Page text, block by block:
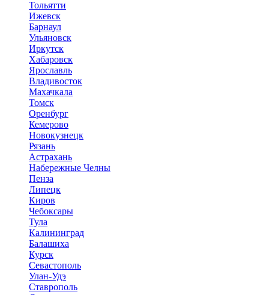
Тольятти
Ижевск
Барнаул
Ульяновск
Иркутск
Хабаровск
Ярославль
Владивосток
Махачкала
Томск
Оренбург
Кемерово
Новокузнецк
Рязань
Астрахань
Набережные Челны
Пенза
Липецк
Киров
Чебоксары
Тула
Калининград
Балашиха
Курск
Севастополь
Улан-Удэ
Ставрополь